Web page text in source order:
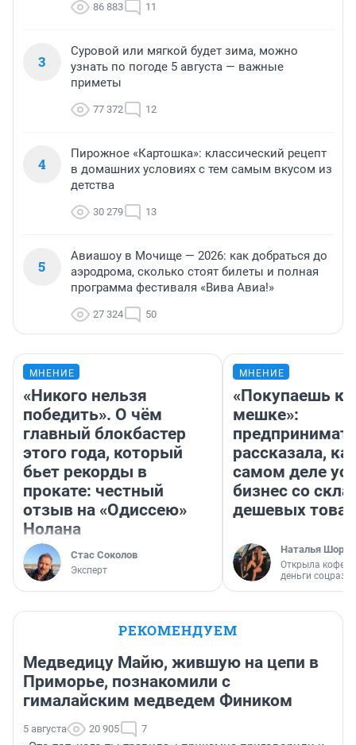
86 883 11
3
Суровой или мягкой будет зима, можно
узнать по погоде 5 августа — важные
приметы
77 372 12
4
Пирожное «Картошка»: классический рецепт
в домашних условиях с тем самым вкусом из
детства
30 279 13
5
Авиашоу в Мочище — 2026: как добраться до
аэродрома, сколько стоят билеты и полная
программа фестиваля «Вива Авиа!»
27 324 50
МНЕНИЕ
«Никого нельзя
победить». О чём
главный блокбастер
этого года, который
бьет рекорды в
прокате: честный
отзыв на «Одиссею»
Нолана
Стас Соколов
Эксперт
МНЕНИЕ
«Покупаешь
мешке»:
рассказала,
самом деле
бизнес со
дешевых
Наталья
Открыла
деньги
РЕКОМЕНДУЕМ
Медведицу Майю, жившую на цепи в
Приморье, познакомили с
гималайским медведем Фиником
5 августа 20 905 7